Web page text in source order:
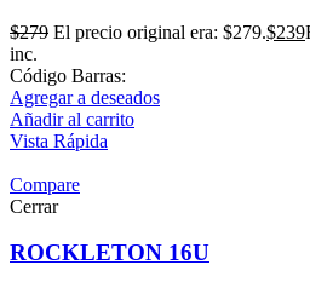
$279 El precio original era: $279.$239
inc.
Código Barras:
Agregar a deseados
Añadir al carrito
Vista Rápida
Compare
Cerrar
ROCKLETON 16U